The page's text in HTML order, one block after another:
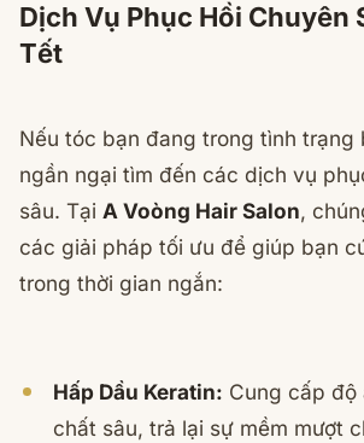
Dịch Vụ Phục Hồi Chuyên
Tết
Nếu tóc bạn đang trong tình trạng
ngần ngại tìm đến các dịch vụ
sâu. Tại A Voòng Hair Salon,
các giải pháp tối ưu để giúp bạn
trong thời gian ngắn:
Hấp Dầu Keratin: Cung cấp độ
chất sâu, trả lại sự mềm mượt